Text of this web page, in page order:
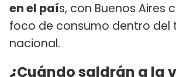
en el país, con Buenos Aires
foco de consumo dentro del
nacional.
¿Cuándo saldrán a la